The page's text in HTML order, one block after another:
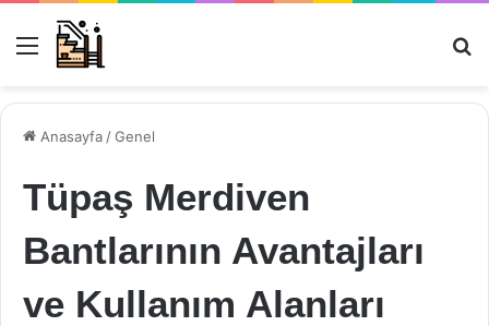
Menü
Anasayfa /Genel
Tüpaş Merdiven
Bantlarının Avantajları
ve Kullanım Alanları